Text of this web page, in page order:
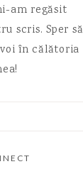
am regăsit
scris. Sper să
în călătoria